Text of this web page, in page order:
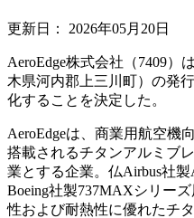
更新日： 2026年05月20日
AeroEdge株式会社（7409）
木県河内郡上三川町）の発
化することを決定した。
AeroEdgeは、商業用航空機
搭載されるチタンアルミブ
業とする企業。仏Airbus社
Boeing社製737MAXシリー
性および耐熱性に優れたチ